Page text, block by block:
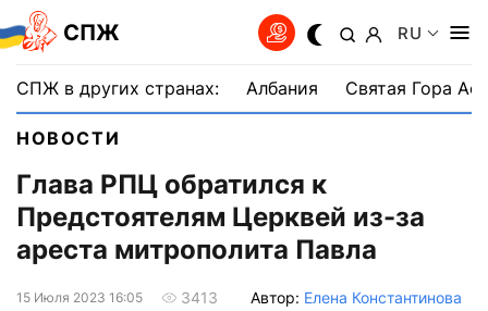
СПЖ RU
СПЖ в других странах: Албания Святая Гора
НОВОСТИ
Глава РПЦ обратился к
Предстоятелям Церквей из-за
ареста митрополита Павла
15 Июля 2023 16:05 3413 Автор: Елена Константинова